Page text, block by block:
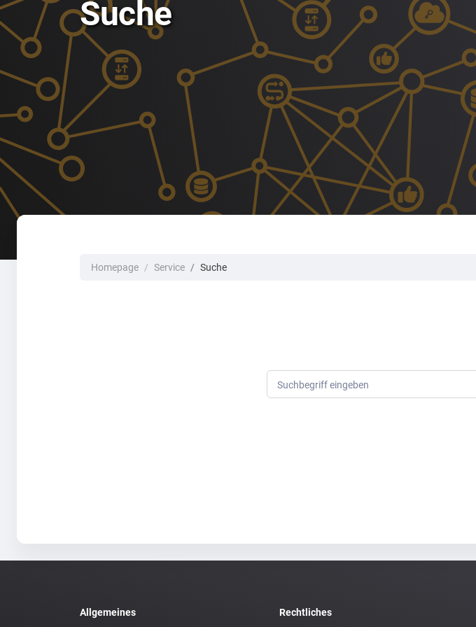
Sicherheit Multimedia
News
Sitemap
Suche
Weiterleitung
Suche
Homepage Service Suche
Suchbegriff eingeben
Allgemeines Rechtliches